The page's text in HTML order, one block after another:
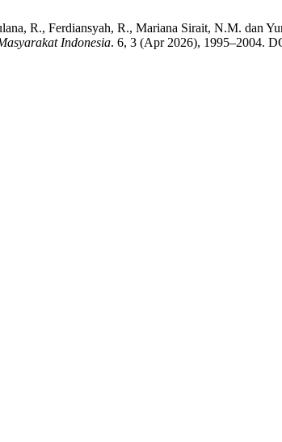
R., Ferdiansyah, R., Mariana Sirait, N.M. dan
Indonesia. 6, 3 (Apr 2026), 1995–2004.